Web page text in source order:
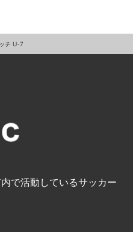
チ U-7
で活動しているサッカー